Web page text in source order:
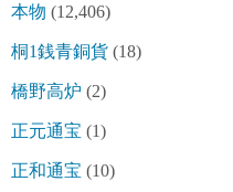
本物 (12,406)
桐1銭青銅貨 (18)
橋野高炉 (2)
正元通宝 (1)
正和通宝 (10)